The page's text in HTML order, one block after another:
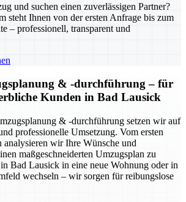
und suchen einen zuverlässigen Partner?
steht Ihnen von der ersten Anfrage bis zum
– professionell, transparent und
& -durchführung – für
Kunden in Bad Lausick
& -durchführung setzen wir auf
professionelle Umsetzung. Vom ersten
analysieren wir Ihre Wünsche und
maßgeschneiderten Umzugsplan zu
Bad Lausick in eine neue Wohnung oder in
wechseln – wir sorgen für reibungslose